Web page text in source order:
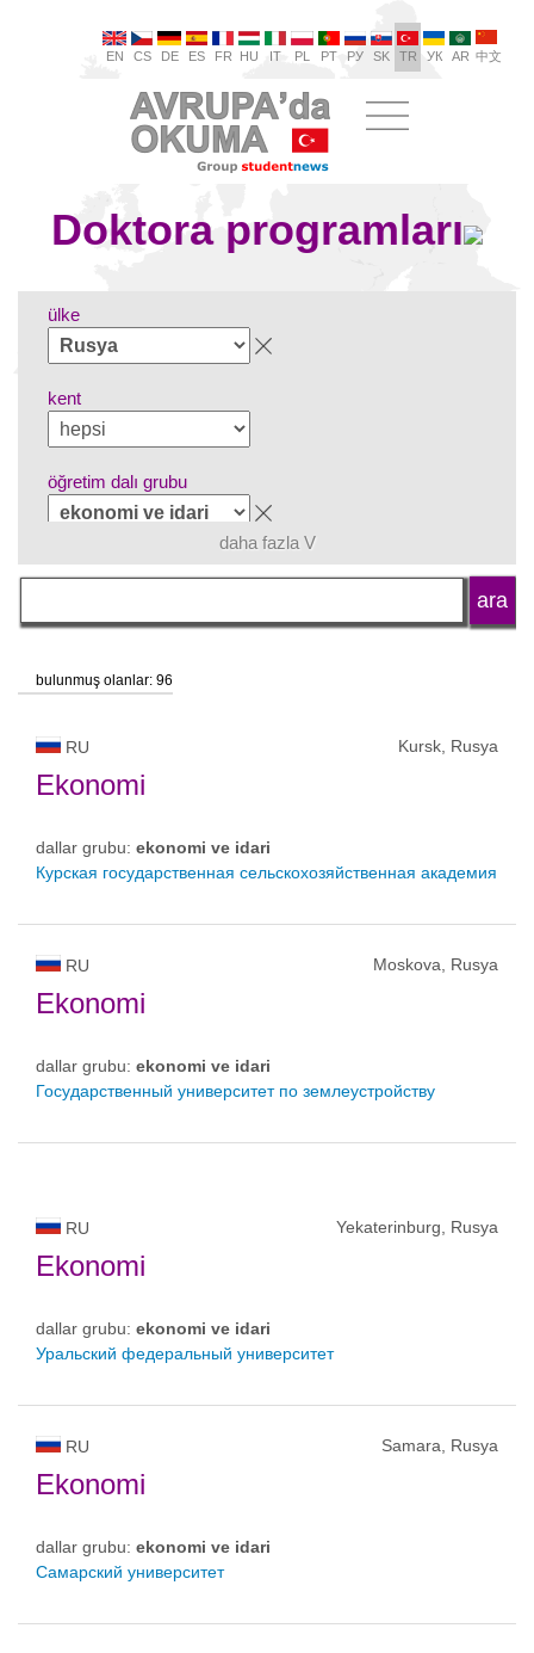
EN CS DE ES FR HU IT PL PT РУ SK TR УК AR 中文
Doktora programları
ülke
kent
öğretim dalı grubu
dil
okul statüsü
daha fazla V
bulunmuş olanlar: 96
RU Kursk, Rusya
Ekonomi
dallar grubu: ekonomi ve idari
Курская государственная сельскохозяйственная академия
RU Moskova, Rusya
Ekonomi
dallar grubu: ekonomi ve idari
Государственный университет по землеустройству
RU Yekaterinburg, Rusya
Ekonomi
dallar grubu: ekonomi ve idari
Уральский федеральный университет
RU Samara, Rusya
Ekonomi
dallar grubu: ekonomi ve idari
Самарский университет